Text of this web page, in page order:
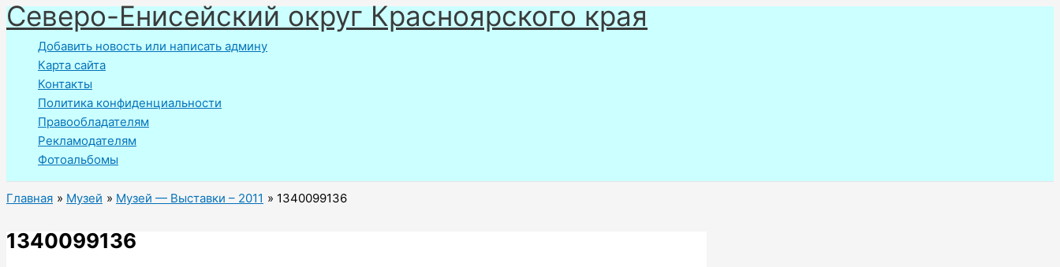
Перейти
к
содержимому
Северо-Енисейский округ Красноярского края
Добавить новость или написать админу
Карта сайта
Контакты
Политика конфиденциальности
Правообладателям
Рекламодателям
Фотоальбомы
Главная Музей Музей — Выставки – 2011 1340099136
1340099136